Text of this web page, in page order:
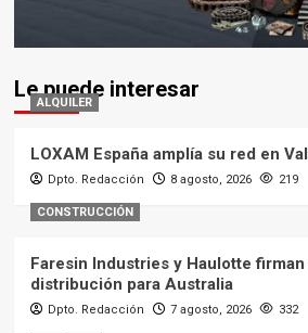
Le puede interesar
ALQUILER
LOXAM España amplía su red en
Dpto. Redacción 8 agosto, 2026 219
CONSTRUCCIÓN
Faresin Industries y Haulotte
distribución para Australia
Dpto. Redacción 7 agosto, 2026 332